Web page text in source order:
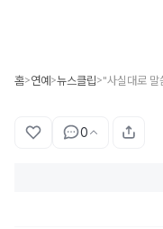
홈>연예 >뉴스클립>
0